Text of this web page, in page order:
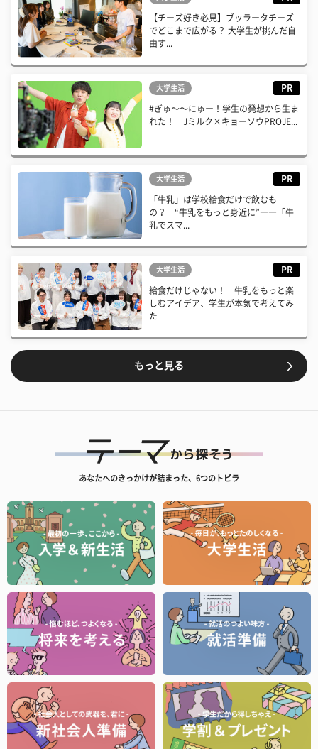
【チーズ好き必見】ブッラータチーズ
でどこまで広がる？ 大学生が挑んだ自
由す...
大学生活 PR
#ぎゅ〜〜にゅー！学生の発想から生ま
れた！ Jミルク×キョーソウPROJE...
大学生活 PR
「牛乳」は学校給食だけで飲むも
の？ “牛乳をもっと身近に”――「牛
乳でスマ...
大学生活 PR
給食だけじゃない！ 牛乳をもっと楽
しむアイデア、学生が本気で考えてみ
た
もっと見る
あなたへのきっかけが詰まった、6つのトビラ